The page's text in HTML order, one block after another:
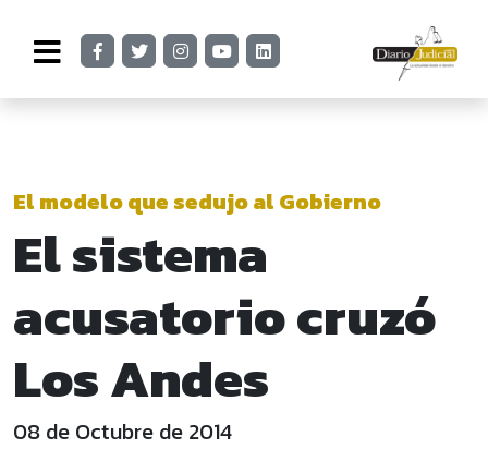
El modelo que sedujo al Gobierno
El sistema
acusatorio cruzó
Los Andes
08 de Octubre de 2014